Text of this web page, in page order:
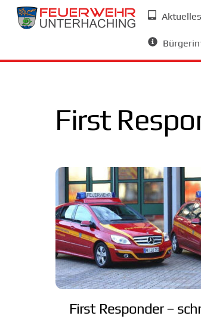
Skip
Aktuelles
First
First Responder –